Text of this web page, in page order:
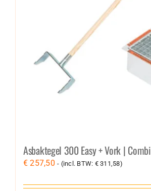
Asbaktegel 300 Easy + Vork | Combi
€ 257,50 - (incl. BTW: €311,58)